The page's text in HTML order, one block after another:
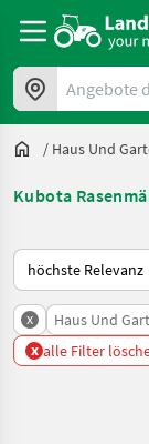
Angebote
/ Haus Und
Kubota
So wird auf
x Haus Und
x alle Filter